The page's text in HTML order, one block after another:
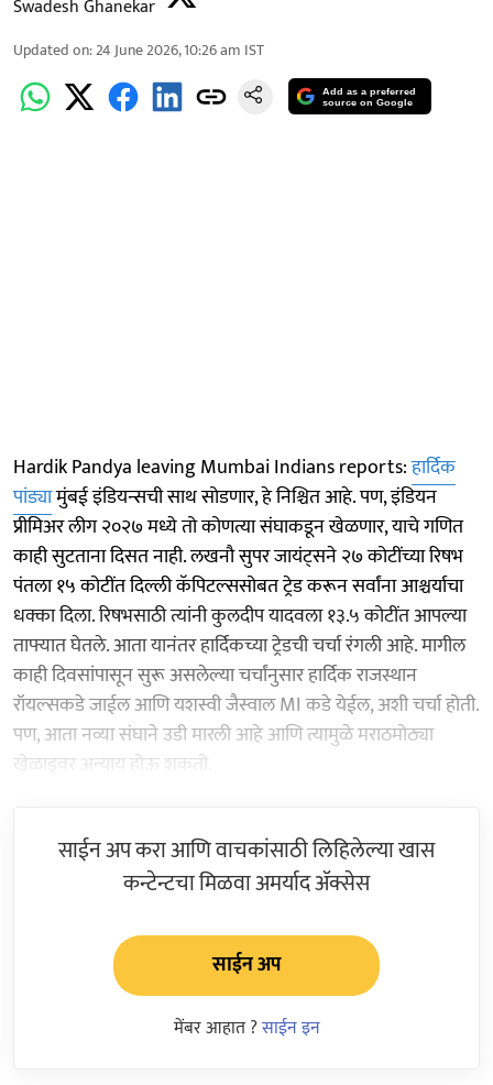
Swadesh Ghanekar
Updated on:24 June 2026, 10:26 am IST
Add as a preferred
source on Google
Hardik Pandya leaving Mumbai Indians reports:हार्दिक
पांड्यामुंबई इंडियन्सची साथ सोडणार, हे निश्चित आहे. पण, इंडियन
प्रीमिअर लीग २०२७ मध्ये तो कोणत्या संघाकडून खेळणार, याचे गणित
काही सुटताना दिसत नाही. लखनौ सुपर जायंट्सने २७ कोटींच्या रिषभ
पंतला १५ कोटींत दिल्ली कॅपिटल्ससोबत ट्रेड करून सर्वांना आश्चर्याचा
धक्का दिला. रिषभसाठी त्यांनी कुलदीप यादवला १३.५ कोटींत आपल्या
ताफ्यात घेतले. आता यानंतर हार्दिकच्या ट्रेडची चर्चा रंगली आहे. मागील
काही दिवसांपासून सुरू असलेल्या चर्चांनुसार हार्दिक राजस्थान
रॉयल्सकडे जाईल आणि यशस्वी जैस्वाल MI कडे येईल, अशी चर्चा होती.
पण, आता नव्या संघाने उडी मारली आहे आणि त्यामुळे मराठमोठ्या
खेळाडूवर अन्याय होऊ शकतो.
साईन अप करा आणि वाचकांसाठी लिहिलेल्या खास
कन्टेन्टचा मिळवा अमर्याद ॲक्सेस
साईन अप
मेंबर आहात ?साईन इन